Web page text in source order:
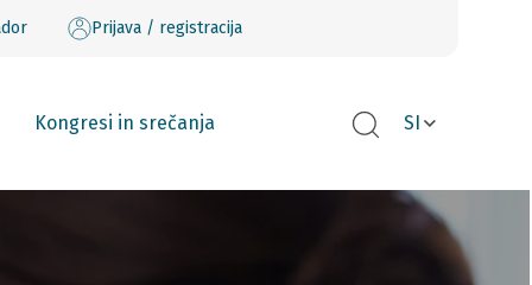
Prijava / registracija
Kongresi in srečanja SI